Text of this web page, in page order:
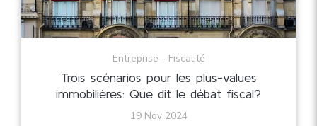
Entreprise - Fiscalité
Trois scénarios pour les plus-values
immobilières: Que dit le débat fiscal?
19 Nov 2024